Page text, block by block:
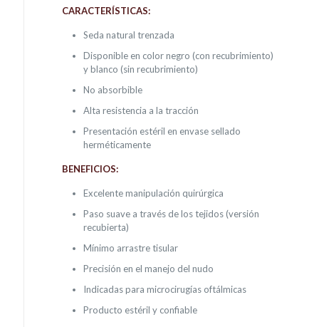
CARACTERÍSTICAS:
Seda natural trenzada
Disponible en color negro (con recubrimiento)
y blanco (sin recubrimiento)
No absorbible
Alta resistencia a la tracción
Presentación estéril en envase sellado
herméticamente
BENEFICIOS:
Excelente manipulación quirúrgica
Paso suave a través de los tejidos (versión
recubierta)
Mínimo arrastre tisular
Precisión en el manejo del nudo
Indicadas para microcirugías oftálmicas
Producto estéril y confiable